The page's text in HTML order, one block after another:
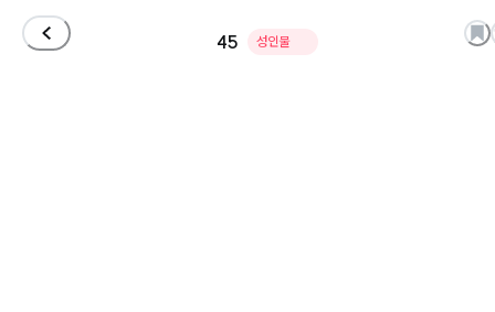
45 성인물